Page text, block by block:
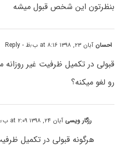
بنظرتون این شخص قبول میشه
احسان آبان ۲۳, ۱۳۹۸ at ۸:۱۶ ب٫ظ - Reply
قبولی در تکمیل ظرفیت غیر روزانه
رو لغو میکنه؟
رزگار ویسی آبان ۲۴, ۱۳۹۸ at ۲:۰۹ ب٫ظ
هرگونه قبولی در تکمیل